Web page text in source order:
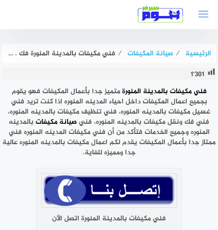
الرئيسية ⁄ صيانة المكيفات ⁄ فني مكيفات بالمدينة المنورة فك . تركيب . صيانة بخصم 51% هوم سيرفر
1٬301
فني مكيفات بالمدينة المنورةمتميز جدا بأعمال المكيفات فهو يقوم
بجميع اعمال المكيفات داخل احياء المدينه المنوره اذا كنت تريد فني
غسيل مكيفات بالمدينه المنوره، فني تنظيف مكيفات بالمدينه المنوره،
فني فك ونقل مكيفات بالمدينه المنوره، فني صيانة مكيفات بالمدينه
المنوره وجميع الخدمات فتأكد من أن فني مكيفات المدينه المنوره فني
ممتاز جدا بأعمال المكيفات يقدم لكم اعمال مكيفات بالمدينه المنوره عالية
جدا ومميزه للغاية.
فني مكيفات بالمدينة المنورة اتصل الآن